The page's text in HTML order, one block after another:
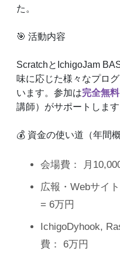
た。
🎯 活動内容
ScratchとIchigoJam
味に応じた様々なプロ
います。参加は完全無料
講師）がサポートします
💰 資金の使い道（年間概
会場費： 月
広報・Webサイ
= 6万円
IchigoDyhook,
費： 6万円